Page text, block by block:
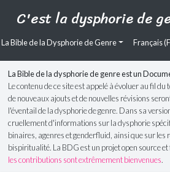
C'est la dysphorie de
La Bible de la Dysphorie de Genre Français
La Bible de la dysphorie de genre est un
Le contenu de ce site est appelé à évoluer au fil
de nouveaux ajouts et de nouvelles révisions
l'éventail de la dysphorie de genre. Dans sa
cruellement d'informations sur la dysphorie
binaires, agenres et genderfluid, ainsi que sur les
bispiritualité. La BDG est un projet open source
les contributions sont extrêmement bienvenues.